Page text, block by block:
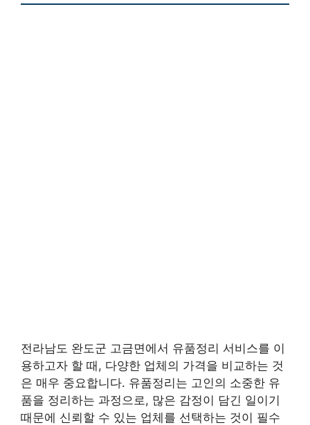
전라남도 완도군 고금면에서 유품정리 서비스를 이
용하고자 할 때, 다양한 업체의 가격을 비교하는 것
은 매우 중요합니다. 유품정리는 고인의 소중한 유
품을 정리하는 과정으로, 많은 감정이 담긴 일이기
때문에 신뢰할 수 있는 업체를 선택하는 것이 필수